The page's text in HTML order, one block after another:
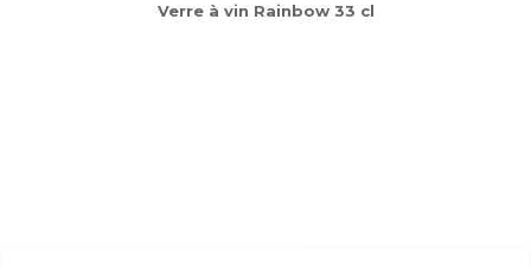
Verre à vin Rainbow 33 cl